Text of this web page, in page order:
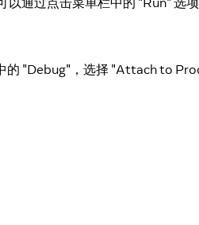
的 "Debug"，选择 "Attach to